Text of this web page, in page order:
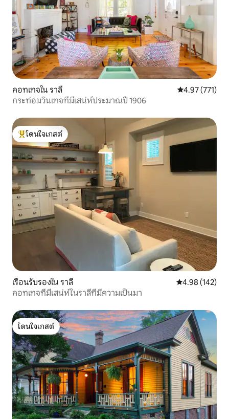
คอทเทจใน ราลี คะแนนเฉลี่ย
4.97 (771)
กระท่อมวินเทจที่มีเสน่ห์ประมาณปี 1906
โดนใจเกสต์ที่สุด
โดนใจเกสต์
เรือนรับรองใน ราลี คะแนนเฉลี่ย
4.98 (142)
คอทเทจที่มีเสน่ห์ในราลีที่มีความเป็นมา
โดนใจเกสต์
โดนใจเกสต์